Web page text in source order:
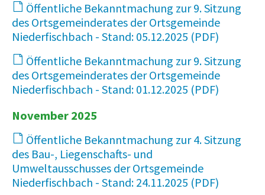
Öffentliche Bekanntmachung zur 9. Sitzung
des Ortsgemeinderates der Ortsgemeinde
Niederfischbach - Stand: 05.12.2025
Öffentliche Bekanntmachung zur 9. Sitzung
des Ortsgemeinderates der Ortsgemeinde
Niederfischbach - Stand: 01.12.2025
November 2025
Öffentliche Bekanntmachung zur 4. Sitzung
des Bau-, Liegenschafts- und
Umweltausschusses der Ortsgemeinde
Niederfischbach - Stand: 24.11.2025